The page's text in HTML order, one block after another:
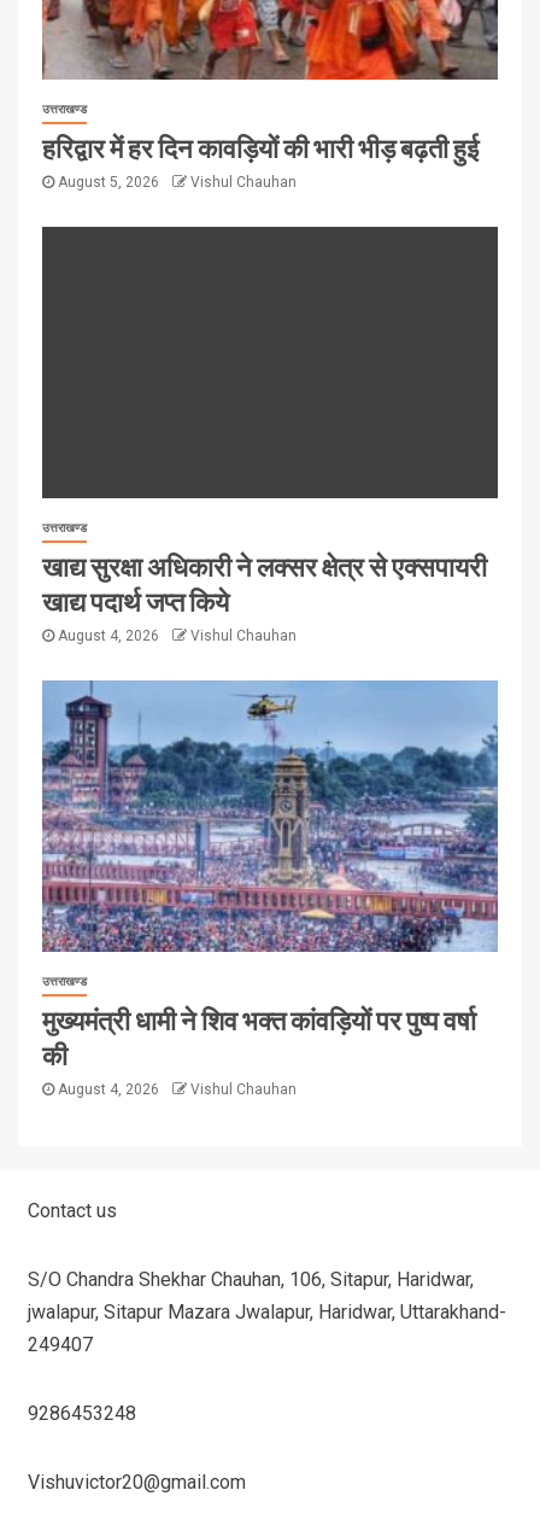
उत्तराखण्ड
हरिद्वार में हर दिन कावड़ियों की भारी भीड़ बढ़ती हुई
August 5, 2026 Vishul Chauhan
उत्तराखण्ड
खाद्य सुरक्षा अधिकारी ने लक्सर क्षेत्र से एक्सपायरी
खाद्य पदार्थ जप्त किये
August 4, 2026 Vishul Chauhan
उत्तराखण्ड
मुख्यमंत्री धामी ने शिव भक्त कांवड़ियों पर पुष्प वर्षा
की
August 4, 2026 Vishul Chauhan
Contact us
S/O Chandra Shekhar Chauhan, 106, Sitapur, Haridwar,
jwalapur, Sitapur Mazara Jwalapur, Haridwar, Uttarakhand-
249407
9286453248
Vishuvictor20@gmail.com